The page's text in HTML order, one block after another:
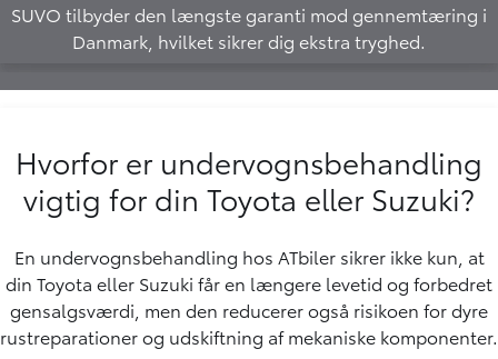
SUVO tilbyder den længste garanti mod gennemtæring i
Danmark, hvilket sikrer dig ekstra tryghed.
Hvorfor er undervognsbehandling
vigtig for din Toyota eller Suzuki?
En undervognsbehandling hos ATbiler sikrer ikke kun, at
din Toyota eller Suzuki får en længere levetid og forbedret
gensalgsværdi, men den reducerer også risikoen for dyre
rustreparationer og udskiftning af mekaniske komponenter.